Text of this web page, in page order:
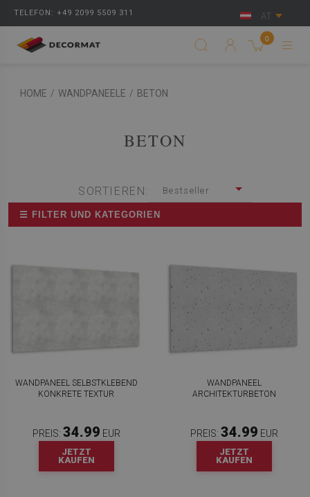
TELEFON: +49 2099 5509 311 AT
0
HOME / WANDPANEELE / BETON
BETON
SORTIEREN: Bestseller
☰ FILTER UND KATEGORIEN
WANDPANEEL SELBSTKLEBEND
KONKRETE TEXTUR
PREIS: 34.99 EUR
JETZT
KAUFEN
WANDPANEEL
ARCHITEKTURBETON
PREIS: 34.99 EUR
JETZT
KAUFEN